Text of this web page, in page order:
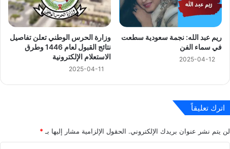
ريم عبد الله: نجمة سعودية سطعت
في سماء الفن
2025-04-12
وزارة الحرس الوطني تعلن تفاصيل
نتائج القبول لعام 1446 وطرق
الاستعلام الإلكترونية
2025-04-11
اترك تعليقاً
لن يتم نشر عنوان بريدك الإلكتروني. الحقول الإلزامية مشار إليها بـ *